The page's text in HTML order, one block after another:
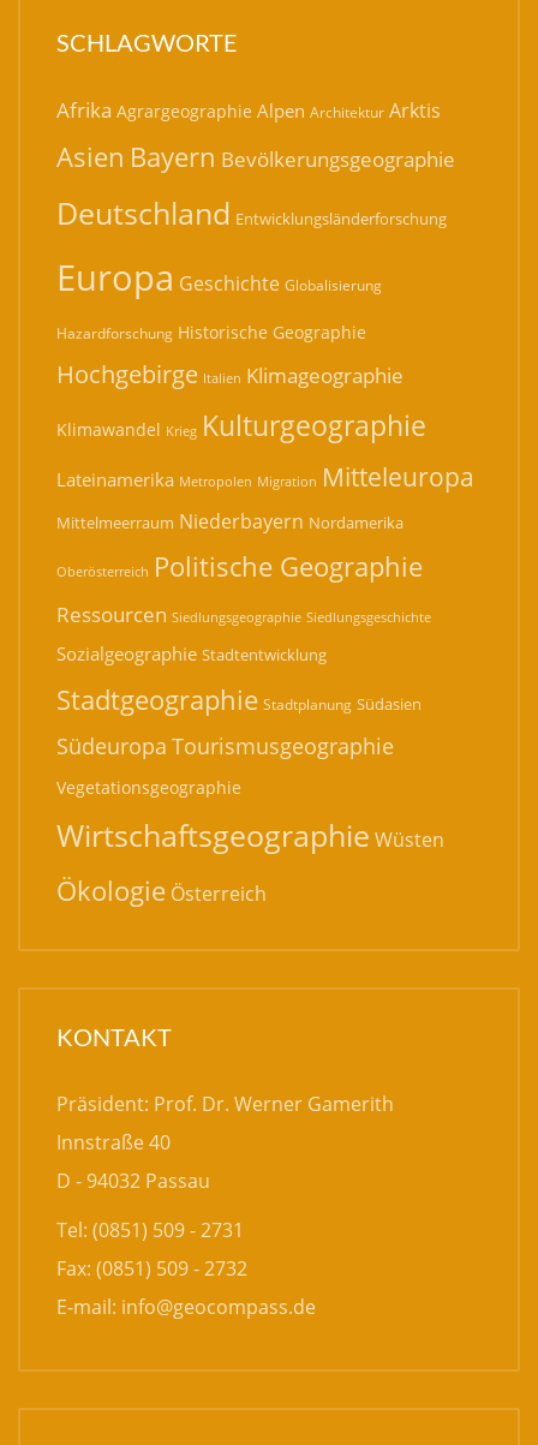
SCHLAGWORTE
Afrika Agrargeographie Alpen Architektur Arktis
Asien Bayern Bevölkerungsgeographie
Deutschland Entwicklungsländerforschung
Europa Geschichte Globalisierung
Hazardforschung Historische Geographie
Hochgebirge Italien Klimageographie
Klimawandel Krieg Kulturgeographie
Lateinamerika Metropolen Migration Mitteleuropa
Mittelmeerraum Niederbayern Nordamerika
Oberösterreich Politische Geographie
Ressourcen Siedlungsgeographie Siedlungsgeschichte
Sozialgeographie Stadtentwicklung
Stadtgeographie Stadtplanung Südasien
Südeuropa Tourismusgeographie
Vegetationsgeographie
Wirtschaftsgeographie Wüsten
Ökologie Österreich
KONTAKT
Präsident: Prof. Dr. Werner Gamerith
Innstraße 40
D - 94032 Passau
Tel: (0851) 509 - 2731
Fax: (0851) 509 - 2732
E-mail: info@geocompass.de